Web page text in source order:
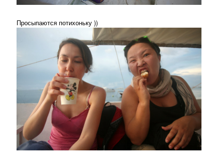
Просыпаются потихоньку ))